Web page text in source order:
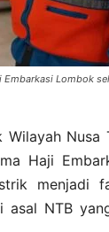
Embarkasi Lombok
Nusa
Haji
menjadi
asal NTB